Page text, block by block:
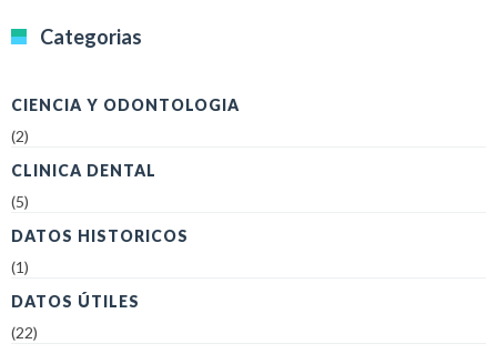
Categorias
CIENCIA Y ODONTOLOGIA
(2)
CLINICA DENTAL
(5)
DATOS HISTORICOS
(1)
DATOS ÚTILES
(22)